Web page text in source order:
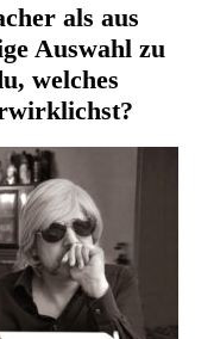
als aus
Auswahl zu
welches